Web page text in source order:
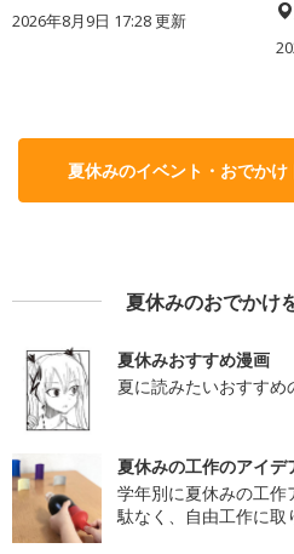
2026年8月9日 17:28更新
夏休みのイベント・おでか
夏休みのおでかけ
夏休みおすすめ漫画
夏に読みたいおすすめ
夏休みの工作のアイデ
学年別に夏休みの工
駄なく、自由工作に取